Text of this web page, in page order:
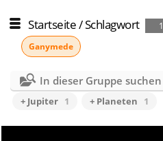
Startseite/Schlagwort
1
Ganymede
In dieser Gruppe suchen
+ Jupiter 1 + Planeten 1